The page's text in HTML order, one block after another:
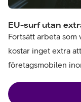
EU-surf utan
Fortsätt arbeta
kostar inget extra
företagsmobilen